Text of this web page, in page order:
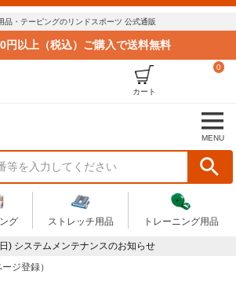
品・テーピングのリンドスポーツ 公式通販
円以上（税込）ご購入で送料無料
0
カート
MENU
グ ストレッチ用品 トレーニング用品
) システムメンテナンスのお知らせ
ジ登録）